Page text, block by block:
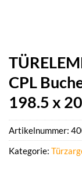
CPL
198.5 x
Artikelnummer:
Kategorie: